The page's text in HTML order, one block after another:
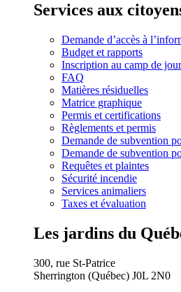
Services aux
Demande d’accès à
Budget et rapports
Inscription au camp de jour
FAQ
Matières résiduelles
Matrice graphique
Permis et certifications
Règlements et permis
Demande de subvention
Demande de subvention
Requêtes et plaintes
Sécurité incendie
Services animaliers
Taxes et évaluation
Les jardins du
300, rue St-Patrice
Sherrington (Québec) J0L 2N0